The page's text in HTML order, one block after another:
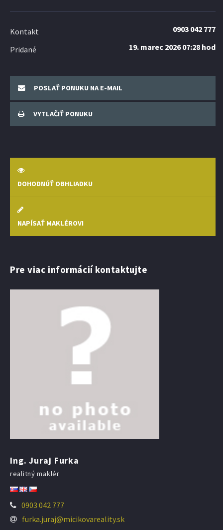
Kontakt 0903 042 777
Pridané 19. marec 2026 07:28 hod
POSLAŤ PONUKU NA E-MAIL
VYTLAČIŤ PONUKU
DOHODNÚŤ OBHLIADKU
NAPÍSAŤ MAKLÉROVI
Pre viac informácií kontaktujte
Ing. Juraj Furka
realitný maklér
0903 042 777
furka.juraj@micikovareality.sk